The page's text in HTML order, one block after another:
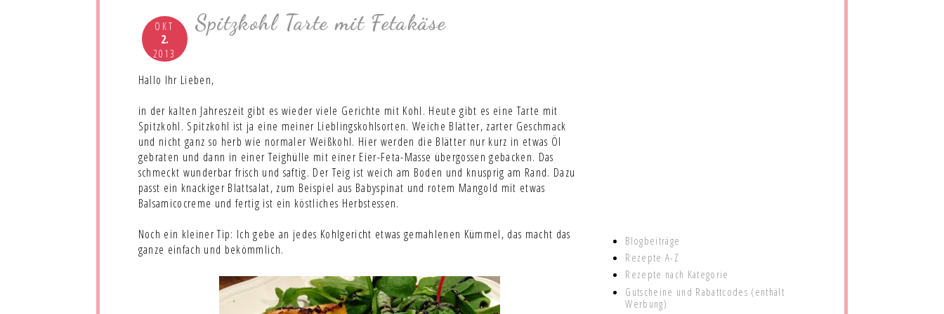
OKT
2.
2013
Spitzkohl Tarte mit Fetakäse
Hallo Ihr Lieben,
in der kalten Jahreszeit gibt es wieder viele Gerichte mit Kohl. Heute gibt es eine Tarte mit
Spitzkohl. Spitzkohl ist ja eine meiner Lieblingskohlsorten. Weiche Blätter, zarter Geschmack
und nicht ganz so herb wie normaler Weißkohl. Hier werden die Blätter nur kurz in etwas Öl
gebraten und dann in einer Teighülle mit einer Eier-Feta-Masse übergossen gebacken. Das
schmeckt wunderbar frisch und saftig. Der Teig ist weich am Boden und knusprig am Rand. Dazu
passt ein knackiger Blattsalat, zum Beispiel aus Babyspinat und rotem Mangold mit etwas
Balsamicocreme und fertig ist ein köstliches Herbstessen.
Noch ein kleiner Tip: Ich gebe an jedes Kohlgericht etwas gemahlenen Kümmel, das macht das
ganze einfach und bekömmlich.
Blogbeiträge
Rezepte A-Z
Rezepte nach Kategorie
Gutscheine und Rabattcodes (enthält
Werbung)